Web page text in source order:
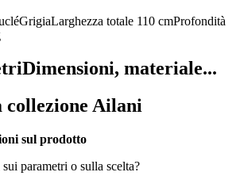
GrigiaLarghezza totale 110 cmProfondità
Dimensioni, materiale...
Ailani
sul prodotto
parametri o sulla scelta?